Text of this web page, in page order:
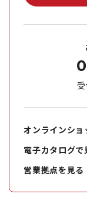
オンラインショ
電子カタログで
営業拠点を見る